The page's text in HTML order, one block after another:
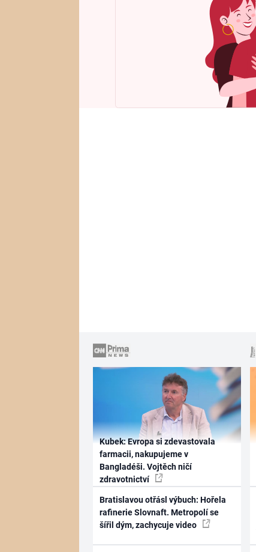
Kubek: Evropa si zdevastovala
farmacii, nakupujeme v
Bangladéši. Vojtěch ničí
zdravotnictví
Bratislavou otřásl výbuch: Hořela
rafinerie Slovnaft. Metropolí se
šířil dým, zachycuje video